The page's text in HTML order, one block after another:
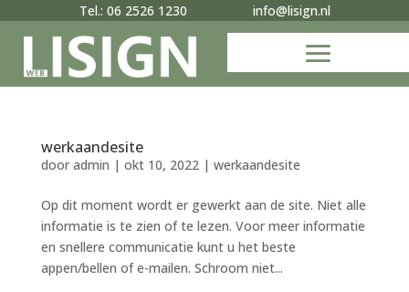
Tel.: 06 2526 1230 info@lisign.nl
werkaandesite
door admin | okt 10, 2022| werkaandesite
Op dit moment wordt er gewerkt aan de site. Niet alle
informatie is te zien of te lezen. Voor meer informatie
en snellere communicatie kunt u het beste
appen/bellen of e-mailen. Schroom niet...